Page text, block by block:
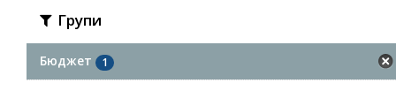
Групи
Бюджет 1